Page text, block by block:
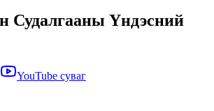
Судалгааны Үндэсний
YouTube суваг